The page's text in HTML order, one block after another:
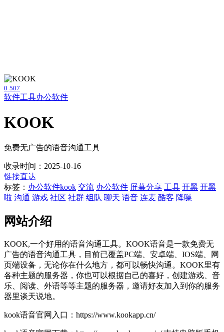
0 507
软件工具办公软件
KOOK
免费无广告的语音沟通工具
收录时间：2025-10-16
链接直达
标签： 办公软件kook 交流 办公软件 屏幕分享 工具 开黑 开黑
啦 沟通 游戏 社区 社群 组队 聊天 语音 连麦 酷客 降噪
网站介绍
KOOK,一个好用的语音沟通工具。KOOK语音是一款免费无
广告的语音沟通工具，目前已覆盖PC端、安卓端、IOS端、网
页端设备，无论你在什么地方，都可以畅快沟通。KOOK里有
各种主题的服务器，你也可以根据自己的喜好，创建游戏、音
乐、阅读、外语等等主题的服务器，邀请好友加入到你的服务
器里谈天说地。
kook语音官网入口：https://www.kookapp.cn/